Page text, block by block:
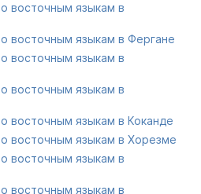
восточным языкам в
восточным языкам в Фергане
восточным языкам в
восточным языкам в
восточным языкам в Коканде
восточным языкам в Хорезме
восточным языкам в
восточным языкам в